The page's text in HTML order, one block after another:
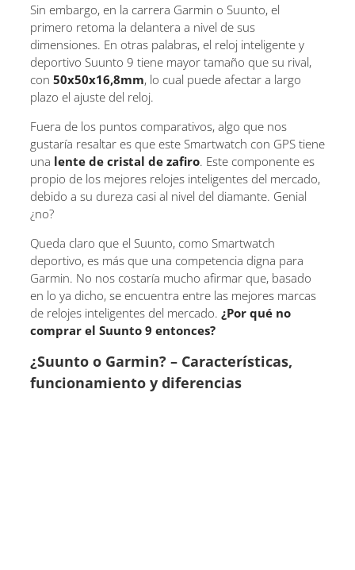
Sin embargo, en la carrera Garmin o Suunto, el
primero retoma la delantera a nivel de sus
dimensiones. En otras palabras, el reloj inteligente y
deportivo Suunto 9 tiene mayor tamaño que su rival,
con 50x50x16,8mm, lo cual puede afectar a largo
plazo el ajuste del reloj.
Fuera de los puntos comparativos, algo que nos
gustaría resaltar es que este Smartwatch con GPS tiene
una lente de cristal de zafiro. Este componente es
propio de los mejores relojes inteligentes del mercado,
debido a su dureza casi al nivel del diamante. Genial
¿no?
Queda claro que el Suunto, como Smartwatch
deportivo, es más que una competencia digna para
Garmin. No nos costaría mucho afirmar que, basado
en lo ya dicho, se encuentra entre las mejores marcas
de relojes inteligentes del mercado. ¿Por qué no
comprar el Suunto 9 entonces?
¿Suunto o Garmin? – Características,
funcionamiento y diferencias